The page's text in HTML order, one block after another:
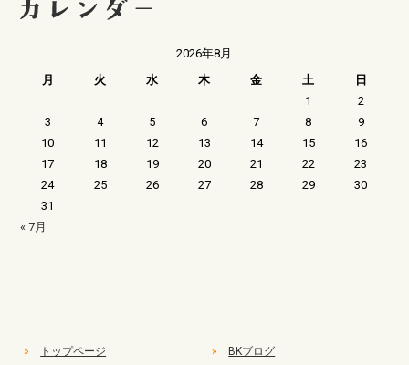
2026年8月
月
火 水 木 金 土
日
1
2
3
4 5 6 7 8
9
10
11 12 13 14 15
16
17
18 19 20 21 22
23
24
25 26 27 28 29
30
31
« 7月
»
トップページ
» BKブログ